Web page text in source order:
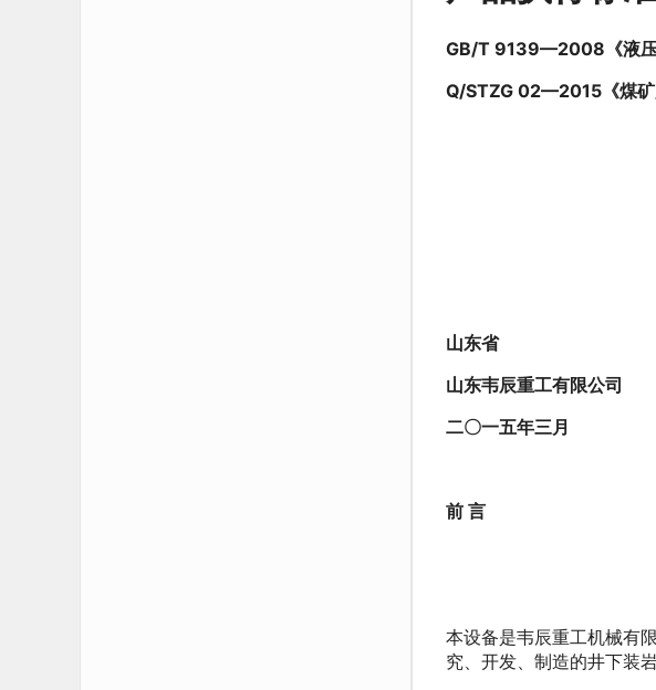
GB/T 9139—2008《液压
Q/STZG 02—2015 《煤
山东省
山东韦辰重工有限公司
二〇一五年三月
前 言
本设备是韦辰重工机械有
究、开发、制造的井下装